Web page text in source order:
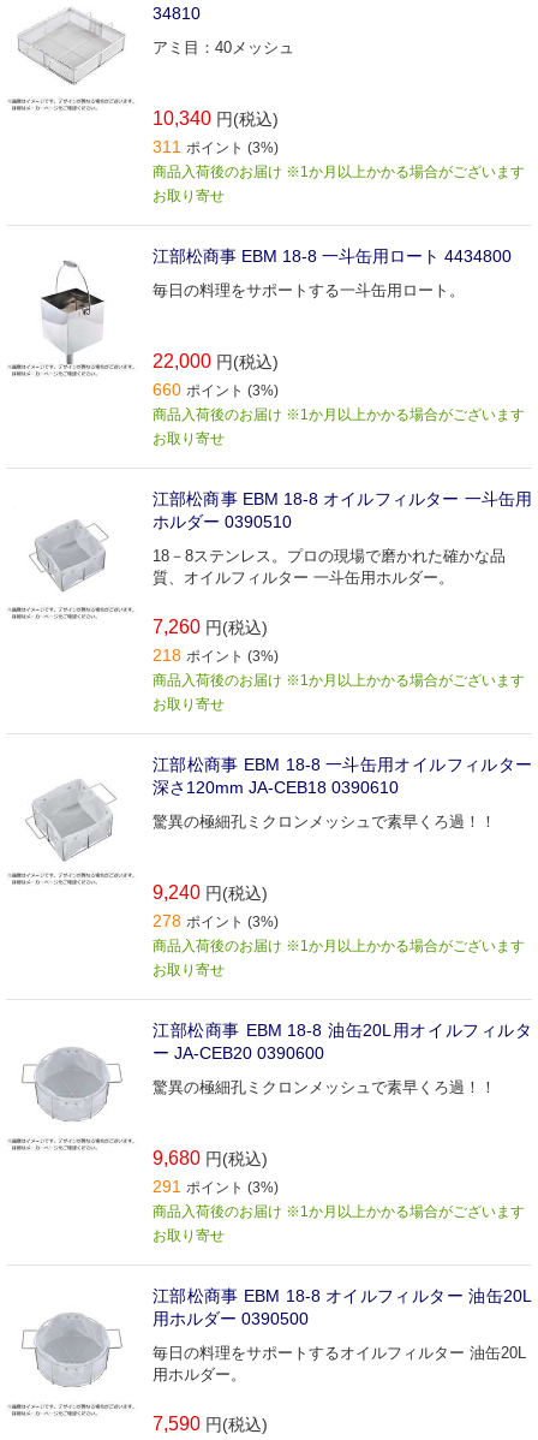
34810
アミ目：40メッシュ
10,340 円(税込)
311 ポイント (3%)
商品入荷後のお届け ※1か月以上かかる場合がございます
お取り寄せ
江部松商事 EBM 18-8 一斗缶用ロート 4434800
毎日の料理をサポートする一斗缶用ロート。
22,000 円(税込)
660 ポイント (3%)
商品入荷後のお届け ※1か月以上かかる場合がございます
お取り寄せ
江部松商事 EBM 18-8 オイルフィルター 一斗缶用
ホルダー 0390510
18－8ステンレス。プロの現場で磨かれた確かな品
質、オイルフィルター 一斗缶用ホルダー。
7,260 円(税込)
218 ポイント (3%)
商品入荷後のお届け ※1か月以上かかる場合がございます
お取り寄せ
江部松商事 EBM 18-8 一斗缶用オイルフィルター
深さ120mm JA-CEB18 0390610
驚異の極細孔ミクロンメッシュで素早くろ過！！
9,240 円(税込)
278 ポイント (3%)
商品入荷後のお届け ※1か月以上かかる場合がございます
お取り寄せ
江部松商事 EBM 18-8 油缶20L用オイルフィルタ
ー JA-CEB20 0390600
驚異の極細孔ミクロンメッシュで素早くろ過！！
9,680 円(税込)
291 ポイント (3%)
商品入荷後のお届け ※1か月以上かかる場合がございます
お取り寄せ
江部松商事 EBM 18-8 オイルフィルター 油缶20L
用ホルダー 0390500
毎日の料理をサポートするオイルフィルター 油缶20L
用ホルダー。
7,590 円(税込)